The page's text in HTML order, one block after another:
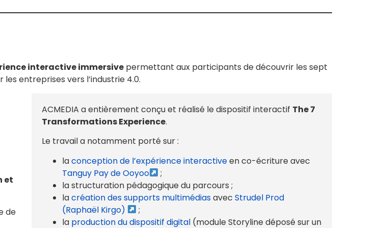
interactive immersive permettant aux participants de découvrir les sept
entreprises vers l’industrie 4.0.
et
de
ACMEDIA a entièrement conçu et réalisé le dispositif interactif The 7
Transformations Experience.
Le travail a notamment porté sur :
laconception de l’expérience interactiveen co-écriture avec
Tanguy Pay de Ooyoo
;
la structuration pédagogique du parcours ;
lacréation des supports multimédiasavec Strudel Prod
(Raphaël Kirgo)
;
la production du dispositif digital (module Storyline déposé sur un